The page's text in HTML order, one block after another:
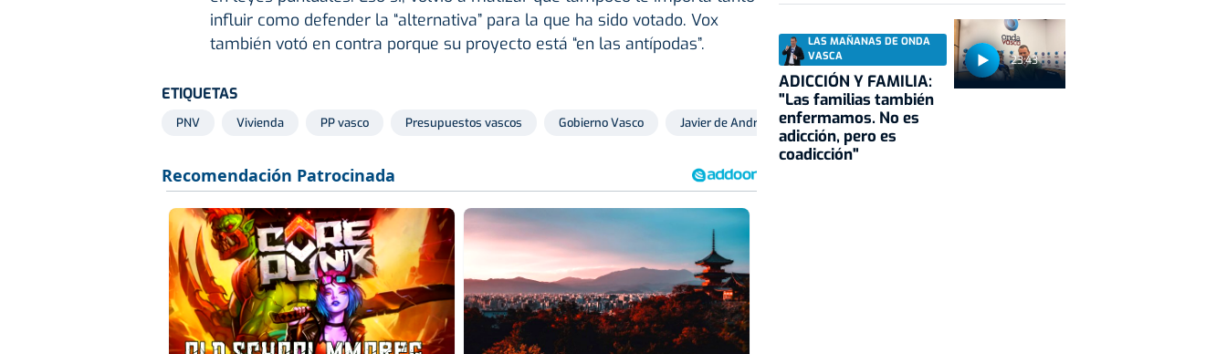
influir como defender la “alternativa” para la que ha sido votado. Vox
también votó en contra porque su proyecto está “en las antípodas”.
ETIQUETAS
PNV Vivienda PP vasco Presupuestos vascos Gobierno Vasco Javier de Andrés
23:43
LAS MAÑANAS DE ONDA
VASCA
ADICCIÓN Y FAMILIA:
"Las familias también
enfermamos. No es
adicción, pero es
coadicción"